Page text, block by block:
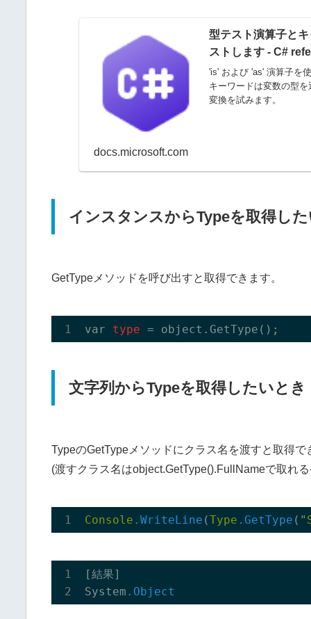
型テスト演算子と
ストします - C#
'is' および 'as' 演算子を
キーワードは変数の型
変換を試みます。
docs.microsoft.com
インスタンスからTypeを取得し
GetTypeメソッドを呼び出すと取得できます。
var type
文字列からTypeを取得したいとき
TypeのGetTypeメソッドにクラス名を渡すと取得で
(渡すクラス名はobject.GetType().FullNameで取れ
Console .WriteLine (Type .GetType ("
[結果]
System .Object